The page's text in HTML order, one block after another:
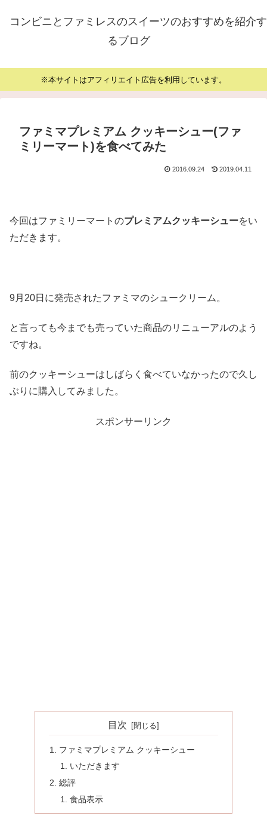
コンビニとファミレスのスイーツのおすすめを紹介す
るブログ
※本サイトはアフィリエイト広告を利用しています。
ファミマプレミアム クッキーシュー(ファ
ミリーマート)を食べてみた
2016.09.24 2019.04.11
今回はファミリーマートのプレミアムクッキーシューをい
ただきます。
9月20日に発売されたファミマのシュークリーム。
と言っても今までも売っていた商品のリニューアルのよう
ですね。
前のクッキーシューはしばらく食べていなかったので久し
ぶりに購入してみました。
スポンサーリンク
目次
ファミマプレミアム クッキーシュー
いただきます
総評
食品表示